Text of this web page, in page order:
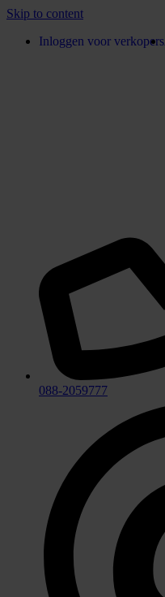
Skip to content
Inloggen voor verkopers
088-2059777